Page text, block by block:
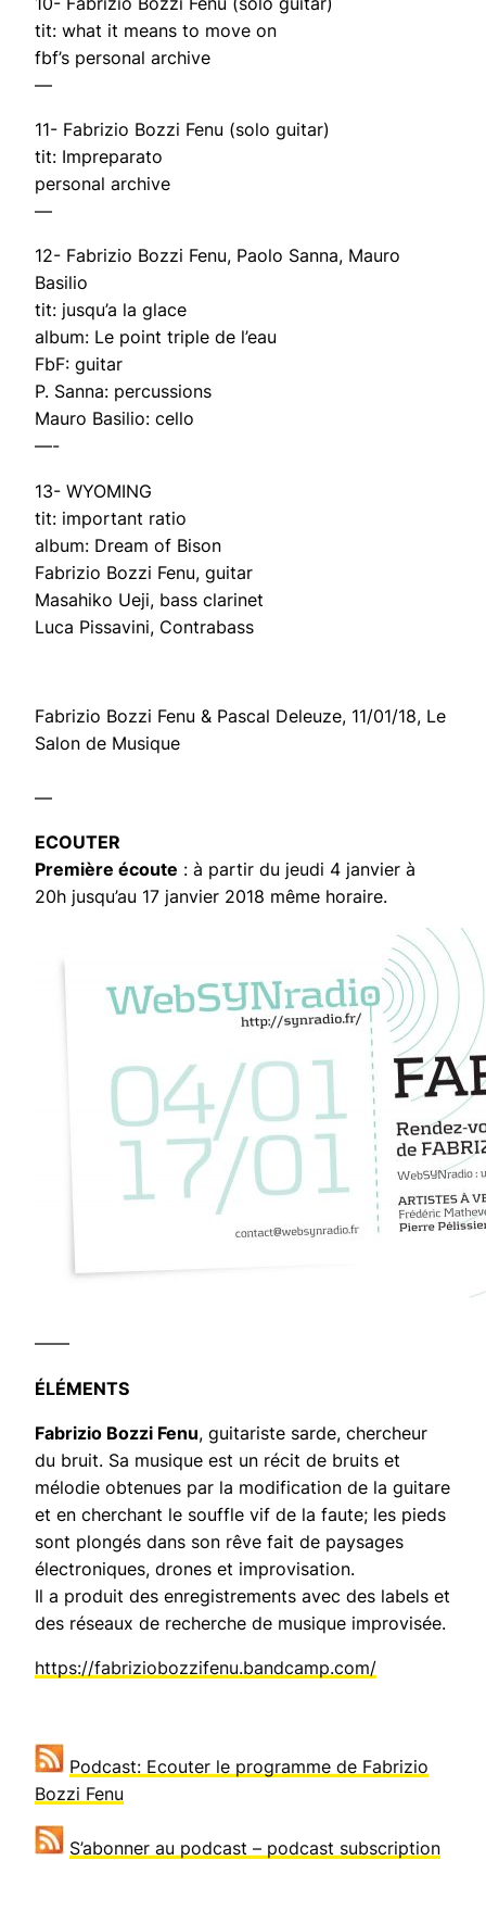
tit: what it means to move on
fbf’s personal archive
—
11- Fabrizio Bozzi Fenu (solo guitar)
tit: Impreparato
personal archive
—
12- Fabrizio Bozzi Fenu, Paolo Sanna, Mauro
Basilio
tit: jusqu’a la glace
album: Le point triple de l’eau
FbF: guitar
P. Sanna: percussions
Mauro Basilio: cello
—-
13- WYOMING
tit: important ratio
album: Dream of Bison
Fabrizio Bozzi Fenu, guitar
Masahiko Ueji, bass clarinet
Luca Pissavini, Contrabass
Fabrizio Bozzi Fenu & Pascal Deleuze, 11/01/18, Le
Salon de Musique
—
ECOUTER
Première écoute : à partir du jeudi 4 janvier à
20h jusqu’au 17 janvier 2018 même horaire.
——
ÉLÉMENTS
Fabrizio Bozzi Fenu, guitariste sarde, chercheur
du bruit. Sa musique est un récit de bruits et
mélodie obtenues par la modification de la guitare
et en cherchant le souffle vif de la faute; les pieds
sont plongés dans son rêve fait de paysages
électroniques, drones et improvisation.
Il a produit des enregistrements avec des labels et
des réseaux de recherche de musique improvisée.
https://fabriziobozzifenu.bandcamp.com/
Podcast: Ecouter le programme de Fabrizio
Bozzi Fenu
S’abonner au podcast – podcast subscription